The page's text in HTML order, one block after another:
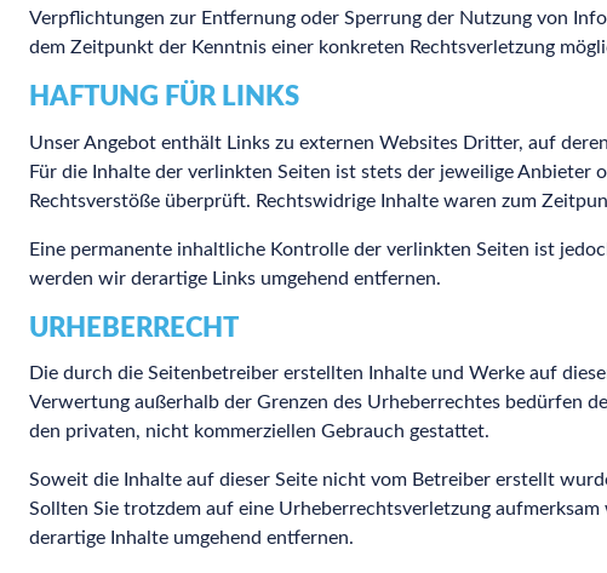
Verpflichtungen zur Entfernung oder Sperrung der Nutzung von
dem Zeitpunkt der Kenntnis einer konkreten Rechtsverletzung
HAFTUNG FÜR LINKS
Unser Angebot enthält Links zu externen Websites Dritter, auf
Für die Inhalte der verlinkten Seiten ist stets der jeweilige
Rechtsverstöße überprüft. Rechtswidrige Inhalte waren zum
Eine permanente inhaltliche Kontrolle der verlinkten Seiten ist
werden wir derartige Links umgehend entfernen.
URHEBERRECHT
Die durch die Seitenbetreiber erstellten Inhalte und Werke auf
Verwertung außerhalb der Grenzen des Urheberrechtes bedürfen
den privaten, nicht kommerziellen Gebrauch gestattet.
Soweit die Inhalte auf dieser Seite nicht vom Betreiber erstellt
Sollten Sie trotzdem auf eine Urheberrechtsverletzung
derartige Inhalte umgehend entfernen.